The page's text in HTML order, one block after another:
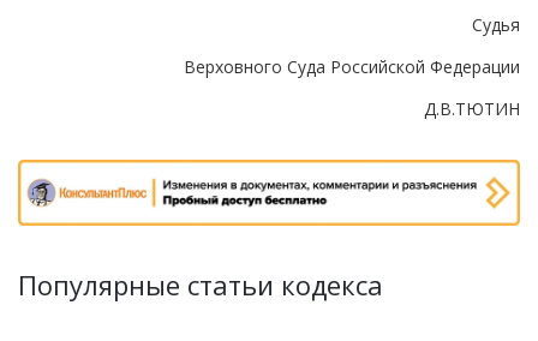
Судья
Верховного Суда Российской Федерации
Д.В.ТЮТИН
Популярные статьи кодекса